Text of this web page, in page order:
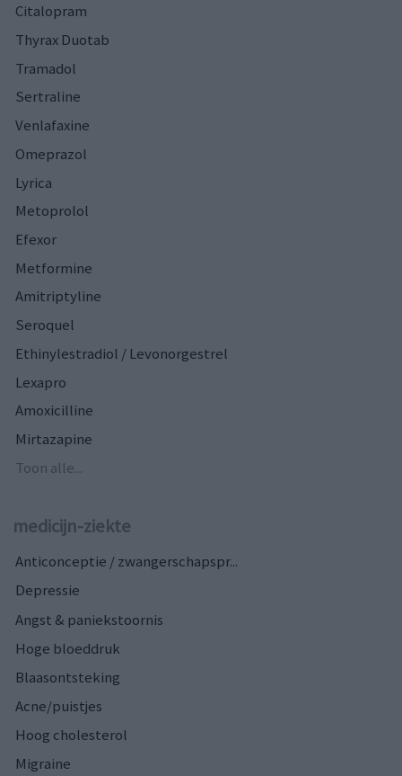
Citalopram
Thyrax Duotab
Tramadol
Sertraline
Venlafaxine
Omeprazol
Lyrica
Metoprolol
Efexor
Metformine
Amitriptyline
Seroquel
Ethinylestradiol / Levonorgestrel
Lexapro
Amoxicilline
Mirtazapine
Toon alle...
medicijn-ziekte
Anticonceptie / zwangerschapspr...
Depressie
Angst & paniekstoornis
Hoge bloeddruk
Blaasontsteking
Acne/puistjes
Hoog cholesterol
Migraine